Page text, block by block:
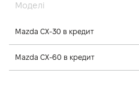
Моделі
Mazda CX-30 в кредит
Mazda CX-60 в кредит